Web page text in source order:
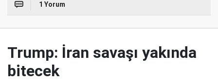
1 Yorum
Trump: İran savaşı yakında
bitecek